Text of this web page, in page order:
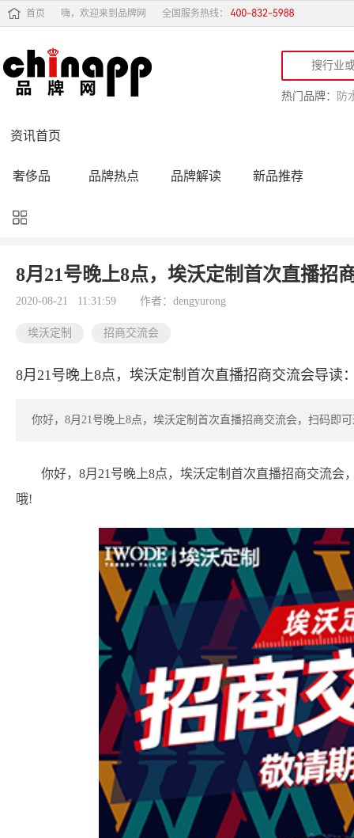
首页 嗨，欢迎来到品牌网 全国服务热线：
热门品牌： 防
资讯首页
奢侈品 品牌热点 品牌解读 新品推荐
品牌黑榜
品牌导购 专家点评 精彩点评
8月21号晚上8点，埃沃定制首次直播招
2020-08-21 11:31:59 作者：dengyurong
埃沃定制 招商交流会
8月21号晚上8点，埃沃定制首次直播招商交流会导读
你好，8月21号晚上8点，埃沃定制首次直播招商交流会，扫码即
你好，8月21号晚上8点，埃沃定制首次直播招商交流
哦!